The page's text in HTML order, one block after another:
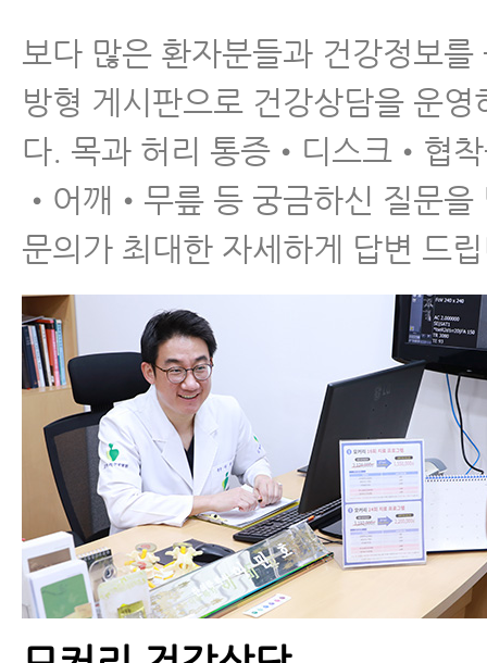
펄링테스트
목디스크를 악화시키는
생활습관 6가지
목디스크, 목통증 환자가
꼭 알아야 할 수면 자세
4가지
보다 많은 환자분들과 건강정보를
방형 게시판으로 건강상담을 운영
다. 목과 허리 통증•디스크•협
•어깨•무릎 등 궁금하신 질문을
문의가 최대한 자세하게 답변 드